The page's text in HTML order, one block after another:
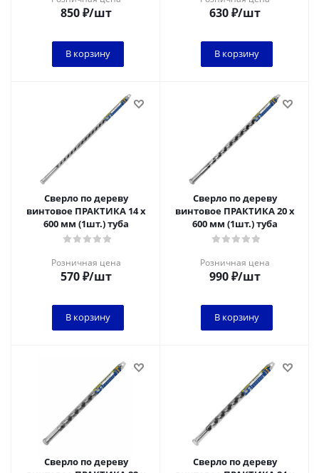
850₽/шт
В корзину
630₽/шт
В корзину
Сверло по дереву
винтовое ПРАКТИКА 14 х
600 мм (1шт.) туба
Розничная цена
570₽/шт
В корзину
Сверло по дереву
винтовое ПРАКТИКА 20 х
600 мм (1шт.) туба
Розничная цена
990₽/шт
В корзину
Сверло по дереву
Сверло по дереву